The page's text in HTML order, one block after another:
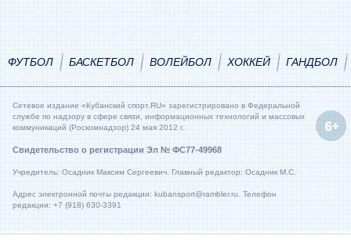
ФУТБОЛ БАСКЕТБОЛ ВОЛЕЙБОЛ ХОККЕЙ ГАНДБОЛ
Сетевое издание «Кубанский спорт.RU» зарегистрировано в Федеральной
службе по надзору в сфере связи, информационных технологий и массовых
коммуникаций (Роскомнадзор) 24 мая 2012 г.
Свидетельство о регистрации Эл № ФС77-49968
Учредитель: Осадник Максим Сергеевич. Главный редактор: Осадник М.С.
Адрес электронной почты редакции: kubansport@rambler.ru. Телефон
редакции: +7 (918) 630-3391